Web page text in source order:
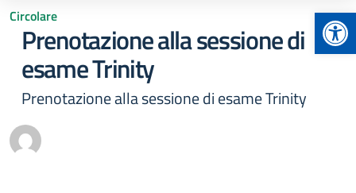
Circolare
Prenotazione alla sessione di
esame Trinity
Prenotazione alla sessione di esame Trinity